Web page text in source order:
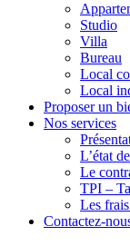
Studio
Villa
Bureau
Local
Local
Proposer un
Nos services
L’état
Le
TPI –
Les
Contactez-